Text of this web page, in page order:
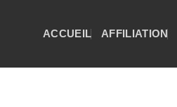
ACCUEIL AFFILIATION